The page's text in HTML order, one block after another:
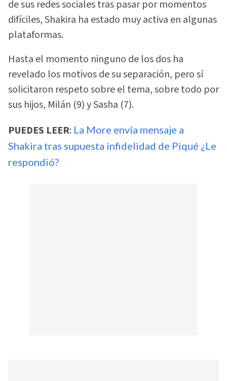
de sus redes sociales tras pasar por momentos
difíciles, Shakira ha estado muy activa en algunas
plataformas.
Hasta el momento ninguno de los dos ha
revelado los motivos de su separación, pero sí
solicitaron respeto sobre el tema, sobre todo por
sus hijos, Milán (9) y Sasha (7).
PUEDES LEER: La More envía mensaje a
Shakira tras supuesta infidelidad de Piqué ¿Le
respondió?